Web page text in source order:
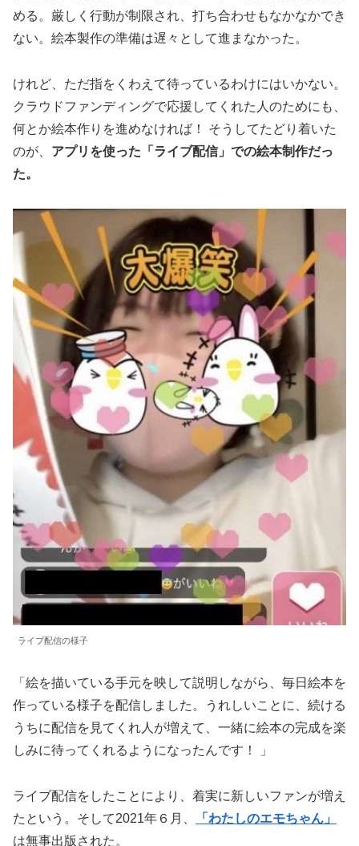
める。厳しく行動が制限され、打ち合わせもなかなかでき
ない。絵本製作の準備は遅々として進まなかった。
けれど、ただ指をくわえて待っているわけにはいかない。
クラウドファンディングで応援してくれた人のためにも、
何とか絵本作りを進めなければ！ そうしてたどり着いた
のが、 アプリを使った「ライブ配信」での絵本制作だっ
た。
ライブ配信の様子
「絵を描いている手元を映して説明しながら、毎日絵本を
作っている様子を配信しました。うれしいことに、続ける
うちに配信を見てくれ人が増えて、一緒に絵本の完成を楽
しみに待ってくれるようになったんです！ 」
ライブ配信をしたことにより、着実に新しいファンが増え
たという。そして2021年６月、
「わたしのエモちゃん」
は無事出版された。